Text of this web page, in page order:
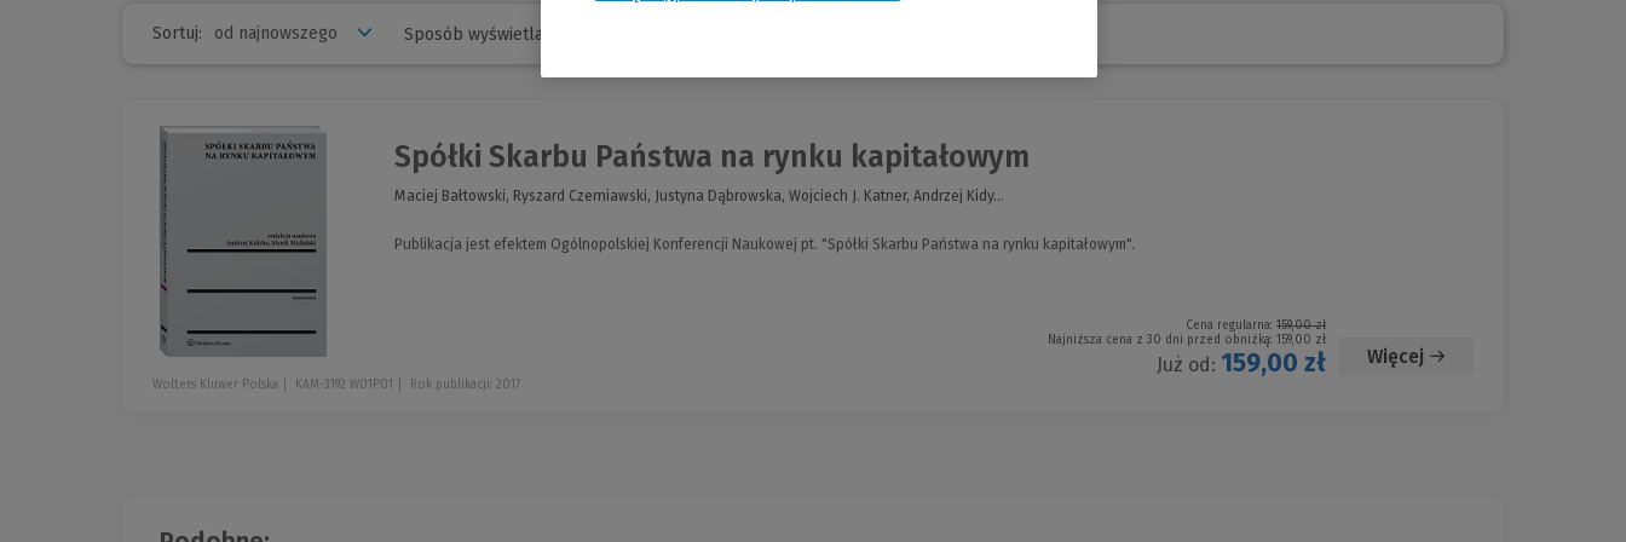
Sortuj: Sposób wyświetlania
Spółki Skarbu Państwa na rynku kapitałowym
Maciej Bałtowski, Ryszard Czerniawski, Justyna Dąbrowska, Wojciech J. Katner, Andrzej Kidy...
Publikacja jest efektem Ogólnopolskiej Konferencji Naukowej pt. "Spółki Skarbu Państwa na rynku kapitałowym".
Cena regularna: 159,00 zł
Najniższa cena z 30 dni przed obniżką: 159,00 zł
Już od: 159,00 zł Więcej
Wolters Kluwer Polska KAM-3192 W01P01 Rok publikacji: 2017